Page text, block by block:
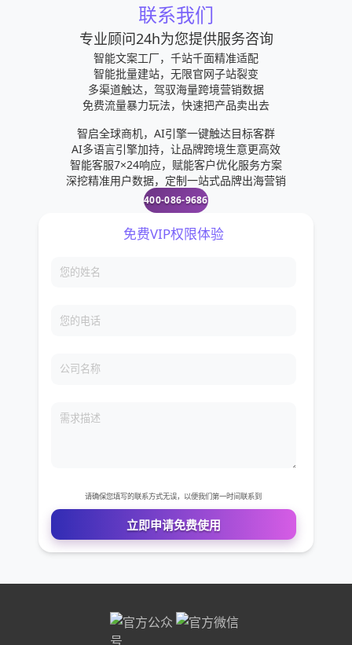
联系我们
专业顾问24h为您提供服务咨询
智能文案工厂，千站千面精准适配
智能批量建站，无限官网子站裂变
多渠道触达，驾驭海量跨境营销数据
免费流量暴力玩法，快速把产品卖出去
智启全球商机，AI引擎一键触达目标客群
AI多语言引擎加持，让品牌跨境生意更高效
智能客服7×24响应，赋能客户优化服务方案
深挖精准用户数据，定制一站式品牌出海营销
400-086-9686
公司名称
需求描述
请确保您填写的联系方式无误，以便我们第一时间联系到